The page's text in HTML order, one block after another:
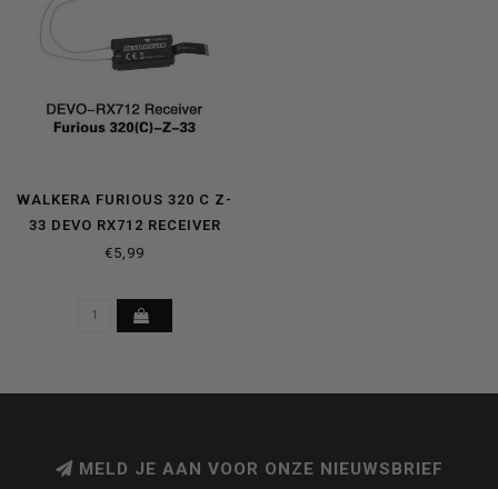
WALKERA FURIOUS 320 C Z-
33 DEVO RX712 RECEIVER
€5,99
MELD JE AAN VOOR ONZE NIEUWSBRIEF